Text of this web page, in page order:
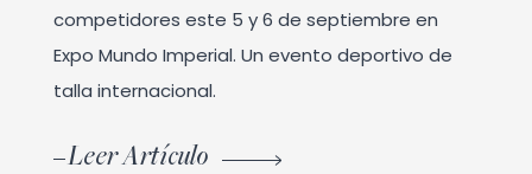
competidores este 5 y 6 de septiembre en
Expo Mundo Imperial. Un evento deportivo de
talla internacional.
Leer Artículo